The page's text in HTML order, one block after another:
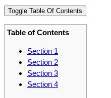
Toggle Table Of Contents
Table of Contents
Section 1
Section 2
Section 3
Section 4